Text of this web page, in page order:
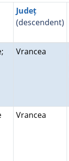
Județ
(descendent)
Vrancea
Vrancea